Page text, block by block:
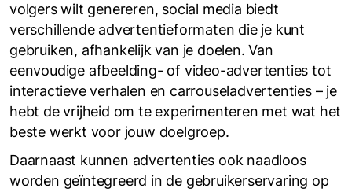
volgers wilt genereren, social media biedt
verschillende advertentieformaten die je kunt
gebruiken, afhankelijk van je doelen. Van
eenvoudige afbeelding- of video-advertenties tot
interactieve verhalen en carrouseladvertenties – je
hebt de vrijheid om te experimenteren met wat het
beste werkt voor jouw doelgroep.
Daarnaast kunnen advertenties ook naadloos
worden geïntegreerd in de gebruikerservaring op